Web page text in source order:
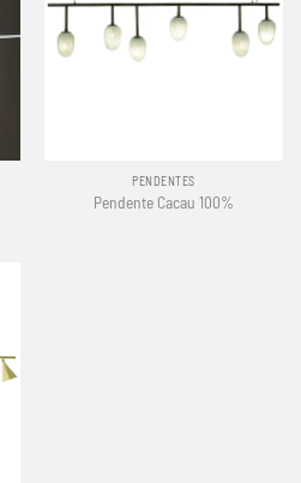
PENDENTES
Pendente Cacau 100%